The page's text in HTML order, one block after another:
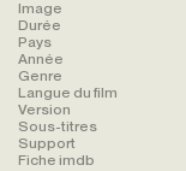
Image
Durée
Pays
Année
Genre
Langue du film
Version
Sous-titres
Support
Fiche imdb